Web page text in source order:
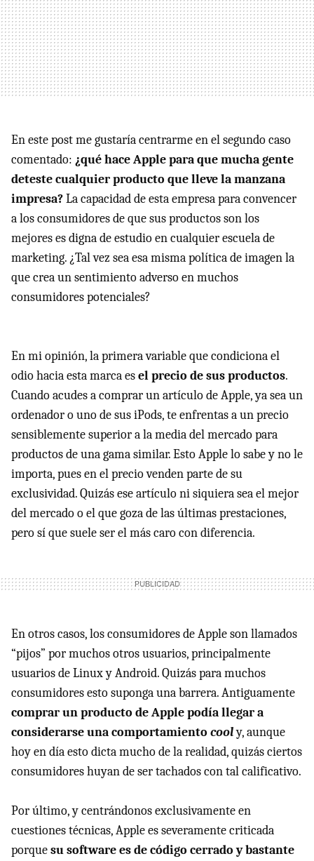
En este post me gustaría centrarme en el segundo caso
comentado: ¿qué hace Apple para que mucha gente
deteste cualquier producto que lleve la manzana
impresa?La capacidad de esta empresa para convencer
a los consumidores de que sus productos son los
mejores es digna de estudio en cualquier escuela de
marketing. ¿Tal vez sea esa misma política de imagen la
que crea un sentimiento adverso en muchos
consumidores potenciales?
En mi opinión, la primera variable que condiciona el
odio hacia esta marca esel precio de sus productos.
Cuando acudes a comprar un artículo de Apple, ya sea un
ordenador o uno de sus iPods, te enfrentas a un precio
sensiblemente superior a la media del mercado para
productos de una gama similar. Esto Apple lo sabe y no le
importa, pues en el precio venden parte de su
exclusividad. Quizás ese artículo ni siquiera sea el mejor
del mercado o el que goza de las últimas prestaciones,
pero sí que suele ser el más caro con diferencia.
En otros casos, los consumidores de Apple son llamados
“pijos” por muchos otros usuarios, principalmente
usuarios de Linux y Android. Quizás para muchos
consumidores esto suponga una barrera. Antiguamente
comprar un producto de Apple podía llegar a
considerarse una comportamiento cooly, aunque
hoy en día esto dicta mucho de la realidad, quizás ciertos
consumidores huyan de ser tachados con tal calificativo.
Por último, y centrándonos exclusivamente en
cuestiones técnicas, Apple es severamente criticada
porquesu software es de código cerrado y bastante